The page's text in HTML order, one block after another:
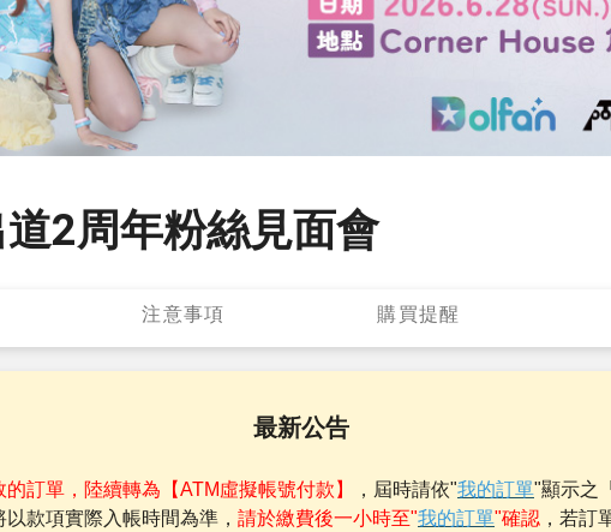
2周年粉絲見面會
注意事項 購買提醒
最新公告
訂單，陸續轉為【ATM虛擬帳號付款】 ，屆時請依"我的訂單"顯示之
款項實際入帳時間為準， 請於繳費後一小時至"我的訂單"確認 ，若訂